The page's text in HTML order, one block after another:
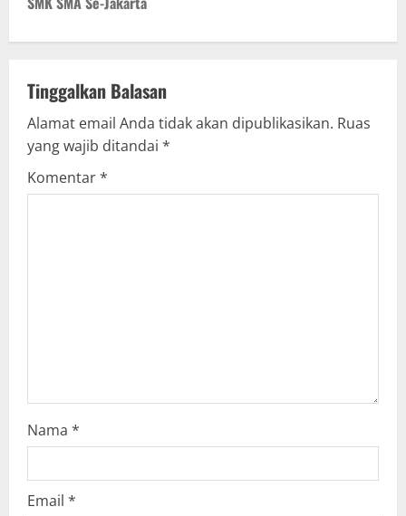
n
v
i
g
Tinggalkan Balasan
Alamat email Anda tidak akan dipublikasikan. Ruas
yang wajib ditandai *
Komentar*
Nama *
Email *